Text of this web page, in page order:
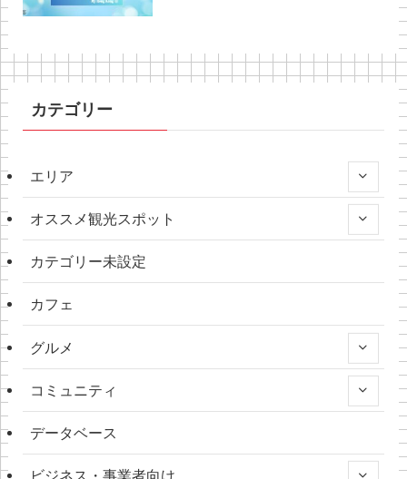
カテゴリー
エリア
オススメ観光スポット
カテゴリー未設定
カフェ
グルメ
コミュニティ
データベース
ビジネス・事業者向け